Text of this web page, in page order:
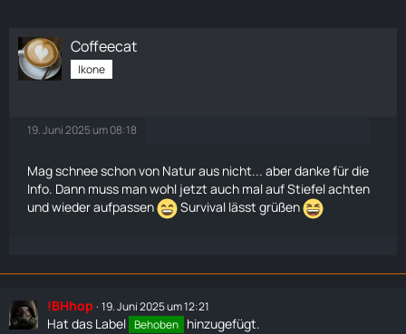
Coffeecat
Ikone
19. Juni 2025 um 08:18
Mag schnee schon von Natur aus nicht... aber danke für die
Info. Dann muss man wohl jetzt auch mal auf Stiefel achten
und wieder aufpassen
Survival lässt grüßen
!BHhop 19. Juni 2025 um 12:21
Hat das Label Behoben hinzugefügt.